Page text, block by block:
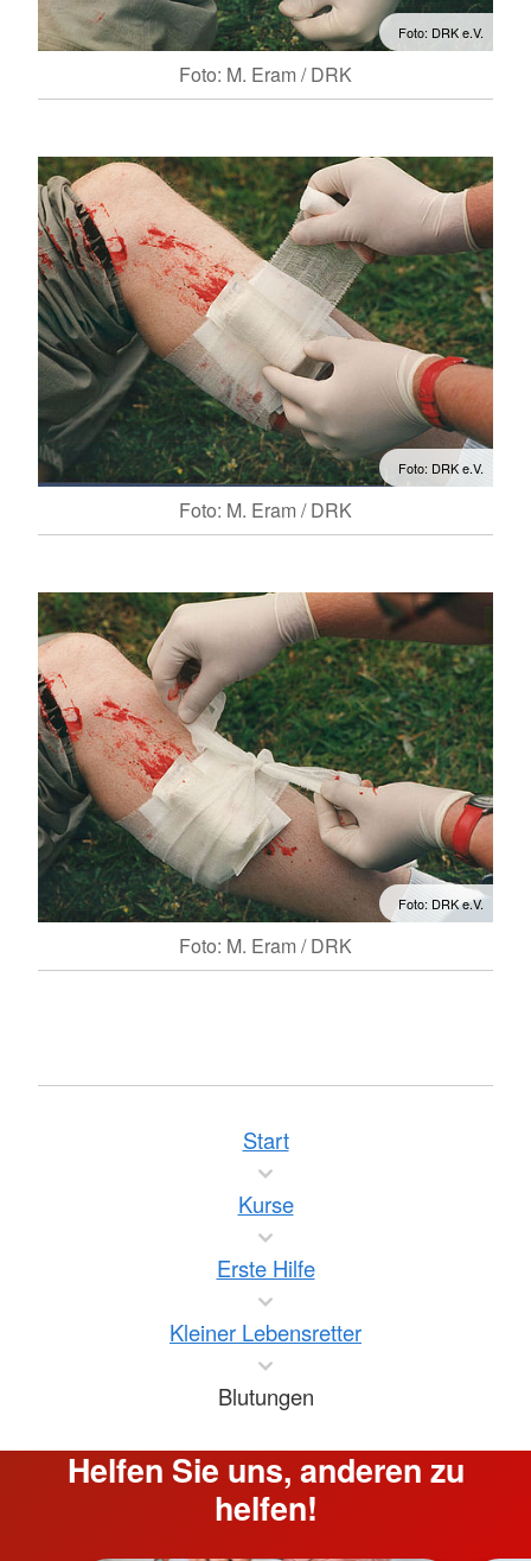
Foto: DRK e.V.
Foto: M. Eram / DRK
Foto: DRK e.V.
Foto: M. Eram / DRK
Foto: DRK e.V.
Foto: M. Eram / DRK
Start
Kurse
Erste Hilfe
Kleiner Lebensretter
Blutungen
Helfen Sie uns, anderen zu
helfen!